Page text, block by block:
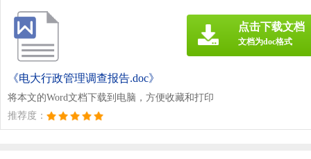
《电大行政管理调查报告.doc》
将本文的Word文档下载到电脑，方便收藏和打印
推荐度：
点击下载文档
文档为doc格式